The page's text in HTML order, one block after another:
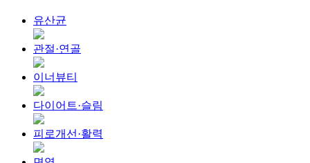
유산균
관절·연골
이너뷰티
다이어트·슬림
피로개선·활력